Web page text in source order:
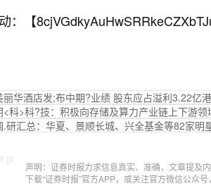
：【
丽华酒店发;布中期?业绩 股东应占溢利3.22亿
<科>科?技：积极向存储及算力产业链上下游
.研汇总：华夏、景顺长城、兴全基金等82家明
声明：证券时报力求信息真实、准确，文章提及
下载“证券时报”官方APP，或关注官方微信公众